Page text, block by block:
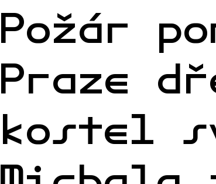
Požár
Praze
kostel